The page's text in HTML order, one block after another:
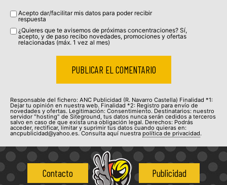
Acepto dar/facilitar mis datos para poder recibir
respuesta
¿Quieres que te avisemos de próximas concentraciones? Sí,
acepto, y de paso recibo novedades, promociones y ofertas
relacionadas (máx. 1 vez al mes)
Responsable del fichero: ANC Publicidad (R. Navarro Castella) Finalidad *1:
Dejar tu opinión en nuestra web. Finalidad *2: Registro para envío de
novedades y ofertas. Legitimación: Consentimiento. Destinatarios: nuestro
servidor "hosting" de Siteground, tus datos nunca serán cedidos a terceros
salvo en caso de que exista una obligación legal. Derechos: Podrás
acceder, rectificar, limitar y suprimir tus datos cuando quieras en:
ancpublicidad@yahoo.es. Consulta aquí nuestra política de privacidad.
Contacto Publicidad